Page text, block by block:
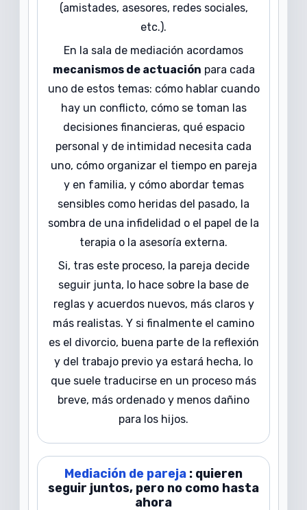
(amistades, asesores, redes sociales,
etc.).
En la sala de mediación acordamos
mecanismos de actuación para cada
uno de estos temas: cómo hablar cuando
hay un conflicto, cómo se toman las
decisiones financieras, qué espacio
personal y de intimidad necesita cada
uno, cómo organizar el tiempo en pareja
y en familia, y cómo abordar temas
sensibles como heridas del pasado, la
sombra de una infidelidad o el papel de la
terapia o la asesoría externa.
Si, tras este proceso, la pareja decide
seguir junta, lo hace sobre la base de
reglas y acuerdos nuevos, más claros y
más realistas. Y si finalmente el camino
es el divorcio, buena parte de la reflexión
y del trabajo previo ya estará hecha, lo
que suele traducirse en un proceso más
breve, más ordenado y menos dañino
para los hijos.
Mediación de pareja : quieren
seguir juntos, pero no como hasta
ahora